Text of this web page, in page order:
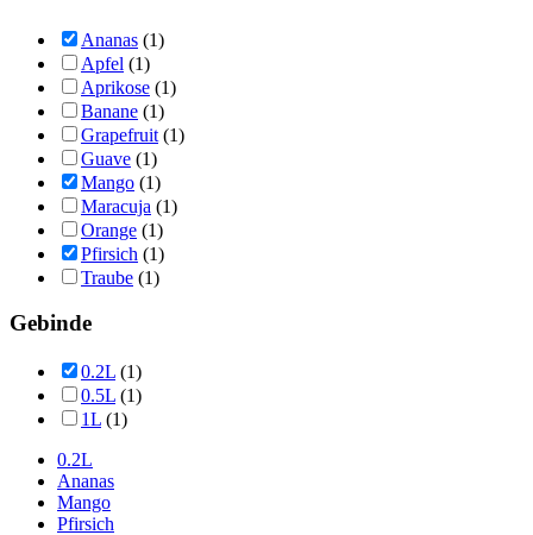
Ananas (1)
Apfel (1)
Aprikose (1)
Banane (1)
Grapefruit (1)
Guave (1)
Mango (1)
Maracuja (1)
Orange (1)
Pfirsich (1)
Traube (1)
Gebinde
0.2L (1)
0.5L (1)
1L (1)
0.2L
Ananas
Mango
Pfirsich